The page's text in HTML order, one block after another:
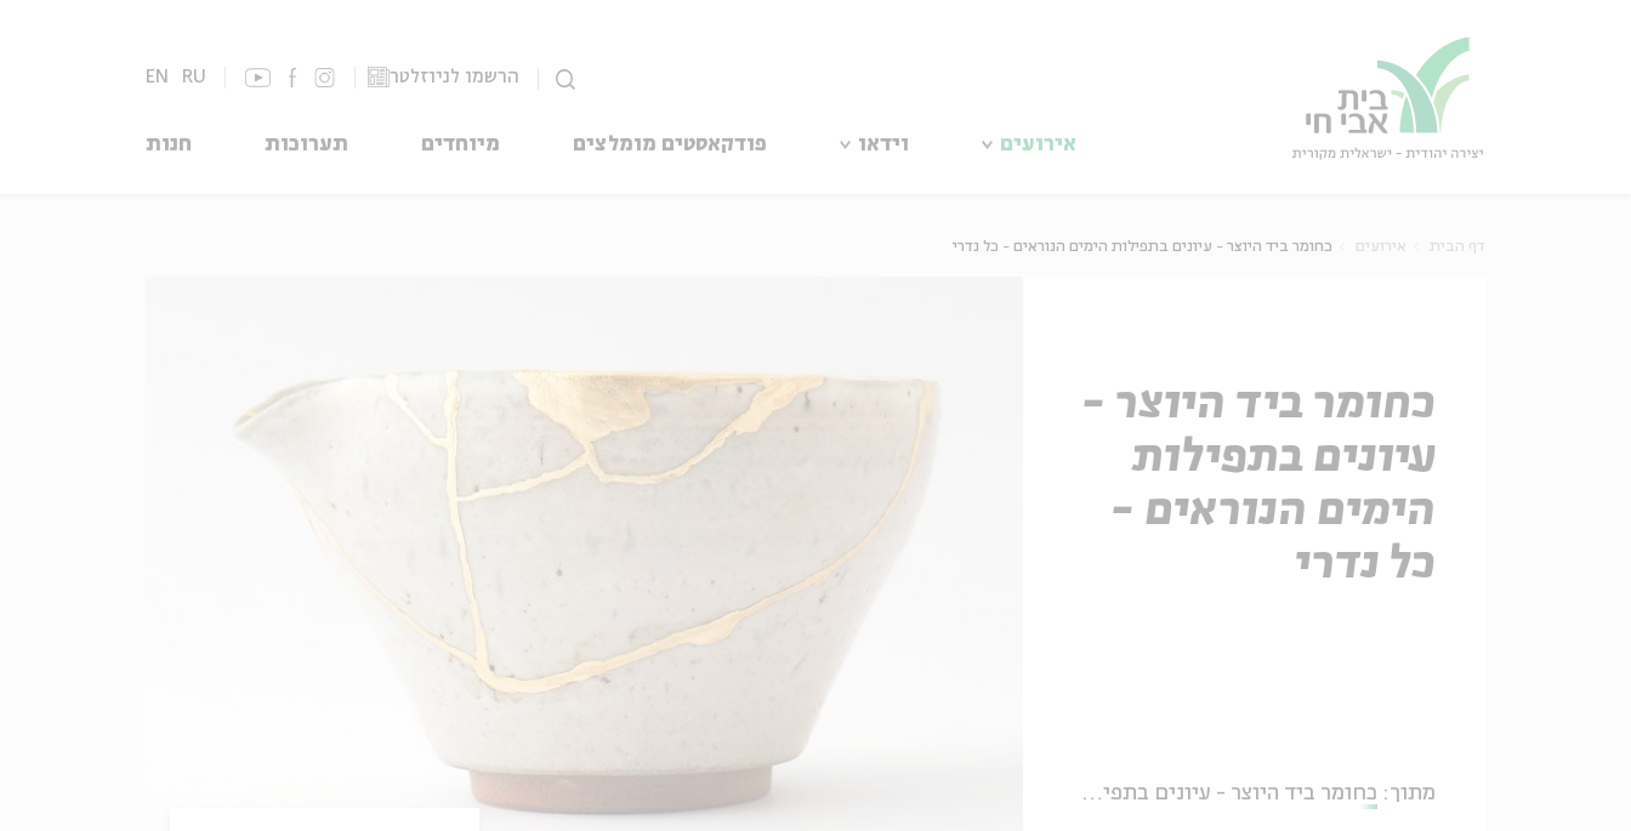
הרשמו לניוזלטר EN RU
אירועים וידאו פודקאסטים מומלצים מיוחדים תערוכות חנות
דף הבית אירועים כחומר ביד היוצר - עיונים בתפילות הימים הנוראים - כל נדרי
כחומר ביד היוצר -
עיונים בתפילות
הימים הנוראים -
כל נדרי
מתוך: כחומר ביד היוצר - עיונים בתפילות הימים הנוראים